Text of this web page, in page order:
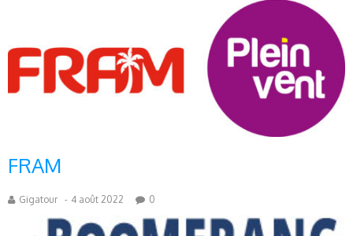
FRAM
Gigatour - 4 août 2022 0